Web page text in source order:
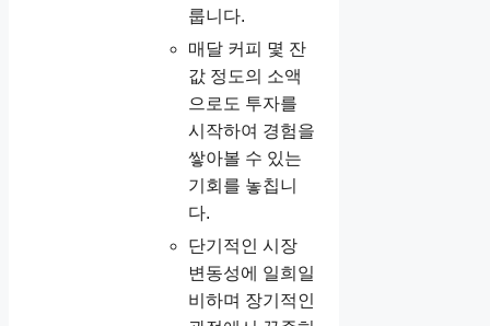
룹니다.
매달 커피 몇 잔
값 정도의 소액
으로도 투자를
시작하여 경험을
쌓아볼 수 있는
기회를 놓칩니
다.
단기적인 시장
변동성에 일희일
비하며 장기적인